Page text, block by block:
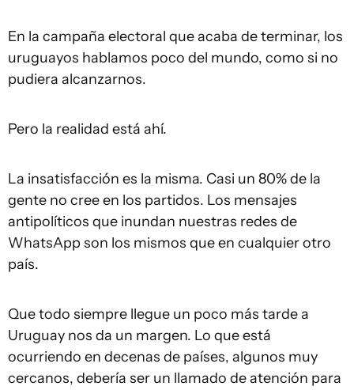
En la campaña electoral que acaba de terminar, los
uruguayos hablamos poco del mundo, como si no
pudiera alcanzarnos.
Pero la realidad está ahí.
La insatisfacción es la misma. Casi un 80% de la
gente no cree en los partidos. Los mensajes
antipolíticos que inundan nuestras redes de
WhatsApp son los mismos que en cualquier otro
país.
Que todo siempre llegue un poco más tarde a
Uruguay nos da un margen. Lo que está
ocurriendo en decenas de países, algunos muy
cercanos, debería ser un llamado de atención para